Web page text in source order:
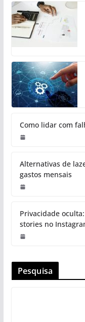
Como lidar com
Alternativas de
gastos mensais
Privacidade
stories no
Pesquisa